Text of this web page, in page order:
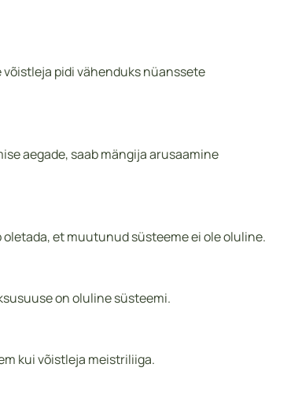
pidi vähenduks nüanssete
aegade, saab mängija arusaamine
et muutunud süsteeme ei ole oluline.
on oluline süsteemi.
kui võistleja meistriliiga.